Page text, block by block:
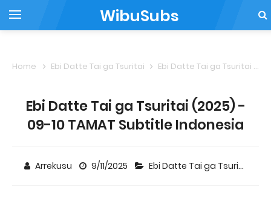
WibuSubs
Home Ebi Datte Tai ga Tsuritai Ebi Datte Tai ga Tsuritai (2025) - 09-10 TAMAT Subtitle Indonesia
Ebi Datte Tai ga Tsuritai (2025) -
09-10 TAMAT Subtitle Indonesia
Arrekusu 9/11/2025 Ebi Datte Tai ga Tsuritai